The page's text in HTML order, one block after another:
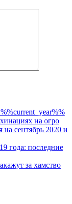
на огро
сентябрь 2020 и
года: последние
за хамство